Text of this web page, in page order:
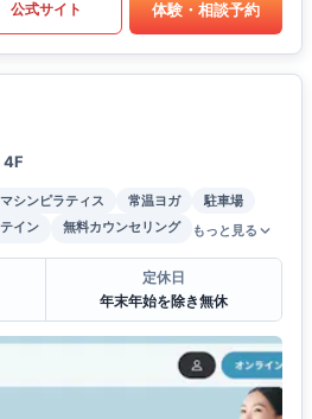
公式サイト 体験・相談予約
4F
マシンピラティス 常温ヨガ
駐車場
イン 無料カウンセリング もっと見る
定休日
年末年始を除き無休